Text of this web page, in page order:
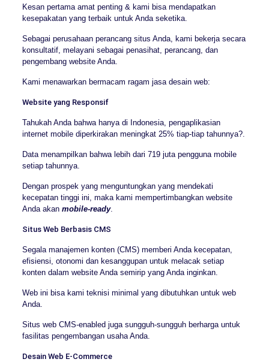
Kesan pertama amat penting & kami bisa mendapatkan
kesepakatan yang terbaik untuk Anda seketika.
Sebagai perusahaan perancang situs Anda, kami bekerja secara
konsultatif, melayani sebagai penasihat, perancang, dan
pengembang website Anda.
Kami menawarkan bermacam ragam jasa desain web:
Website yang Responsif
Tahukah Anda bahwa hanya di Indonesia, pengaplikasian
internet mobile diperkirakan meningkat 25% tiap-tiap tahunnya?.
Data menampilkan bahwa lebih dari 719 juta pengguna mobile
setiap tahunnya.
Dengan prospek yang menguntungkan yang mendekati
kecepatan tinggi ini, maka kami mempertimbangkan website
Anda akan mobile-ready.
Situs Web Berbasis CMS
Segala manajemen konten (CMS) memberi Anda kecepatan,
efisiensi, otonomi dan kesanggupan untuk melacak setiap
konten dalam website Anda semirip yang Anda inginkan.
Web ini bisa kami teknisi minimal yang dibutuhkan untuk web
Anda.
Situs web CMS-enabled juga sungguh-sungguh berharga untuk
fasilitas pengembangan usaha Anda.
Desain Web E-Commerce